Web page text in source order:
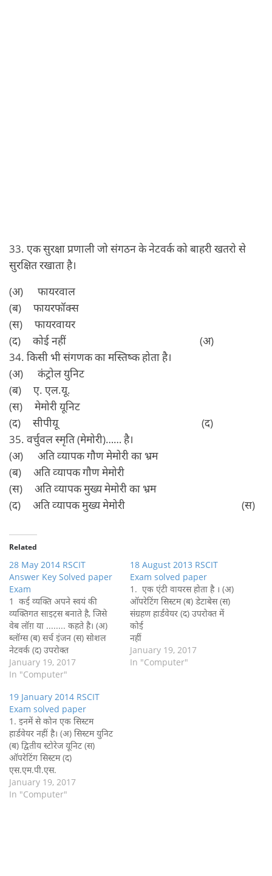
33. एक सुरक्षा प्रणाली जो संगठन के नेटवर्क को बाहरी खतरो से
सुरक्षित रखाता है।
(अ) फायरवाल
(ब) फायरफॉक्‍स
(स) फायरवायर
(द) कोई नहीं (अ)
34. किसी भी संगणक का मस्तिष्‍क होता है।
(अ) कंट्रोल युनिट
(ब) ए. एल.यू.
(स) मेमोरी यूनिट
(द) सीपीयू (द)
35. वर्चुवल स्‍मृति (मेमोरी)…… है।
(अ) अति व्‍यापक गौण मेमोरी का भ्रम
(ब) अति व्‍यापक गौण मेमोरी
(स) अति व्‍यापक मुख्‍य मेमोरी का भ्रम
(द) अति व्‍यापक मुख्‍य मेमोरी (स)
Related
28 May 2014 RSCIT
Answer Key Solved paper
Exam
1 कई व्‍यक्ति अपने स्‍वयं की
व्‍यक्तिगत साइट़स बनाते है, जिसे
वेब लॉग़ या ........ कहते है। (अ)
ब्‍लॉग्‍स (ब) सर्च इंजन (स) सोशल
नेटवर्क (द) उपरोक्‍त
सभी
(अ)2.¬ ....... ब्राहम
और विश्‍वश्‍निय भण्‍डारण प्रदान
करके उपयोग गति सुधरता है। (अ)
File Compression…
January 19, 2017
In "Computer"
18 August 2013 RSCIT
Exam solved paper
1. एक एंटी वायरस होता है । (अ)
ऑपरेटिंग सिस्टम (ब) डेटाबेस (स)
संग्रहण हार्डवेयर (द) उपरोक्त में
कोई
नहीं
(द) 2. चालू स्लाईड से स्लाइड शो
को प्रांरभ करने की शाॅर्टकट कीज है
January 19, 2017
In "Computer"
19 January 2014 RSCIT
Exam solved paper
1. इनमें से कोन एक सिस्‍टम
हार्डवेयर नहीं है। (अ) सिस्‍टम युनिट
(ब) द्वितीय स्‍टोरेज यूनिट (स)
ऑपरेटिंग सिस्‍टम (द)
एस.एम.पी.एस.
(स) 2.
जब आप विण्‍डोज 7 कम्‍प्‍युटर बन्‍द
January 19, 2017
In "Computer"